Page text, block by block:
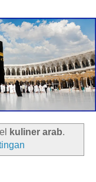
kuliner arab.